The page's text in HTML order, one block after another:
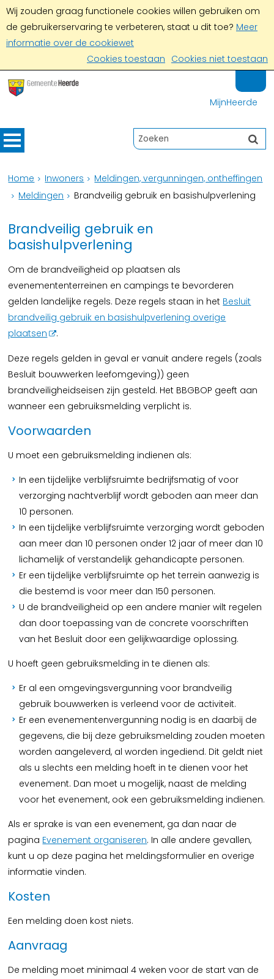
Wij zouden graag functionele cookies willen gebruiken om
de gebruikerservaring te verbeteren, staat u dit toe? Meer
informatie over de cookiewet
Cookies toestaan Cookies niet toestaan
MijnHeerde
Home Inwoners
Meldingen, vergunningen, ontheffingen
Meldingen
Brandveilig gebruik en basishulpverlening
Brandveilig gebruik en
basishulpverlening
Om de brandveiligheid op plaatsen als
evenemententerreinen en campings te bevorderen
gelden landelijke regels. Deze regels staan in het Besluit
brandveilig gebruik en basishulpverlening overige
plaatsen
.
Deze regels gelden in geval er vanuit andere regels (zoals
Besluit bouwwerken leefomgeving)) geen
brandveiligheidseisen zijn gesteld. Het BBGBOP geeft aan
wanneer een gebruiksmelding verplicht is.
Voorwaarden
U moet een gebruiksmelding indienen als:
In een tijdelijke verblijfsruimte bedrijfsmatig of voor
verzorging nachtverblijf wordt geboden aan meer dan
10 personen.
In een tijdelijke verblijfsruimte verzorging wordt geboden
aan meer dan 10 personen onder 12 jaar of meer dan 10
lichamelijk of verstandelijk gehandicapte personen.
Er een tijdelijke verblijfsruimte op het terrein aanwezig is
die bestemd is voor meer dan 150 personen.
U de brandveiligheid op een andere manier wilt regelen
dan door toepassing van de concrete voorschriften
van het Besluit door een gelijkwaardige oplossing.
U hoeft geen gebruiksmelding in te dienen als:
Er al een omgevingsvergunning voor brandveilig
gebruik bouwwerken is verleend voor de activiteit.
Er een evenementenvergunning nodig is en daarbij de
gegevens, die bij deze gebruiksmelding zouden moeten
worden aangeleverd, al worden ingediend. Dit geldt niet
als u slechts een melding hoeft in te dienen voor het
evenement. Dan moet u mogelijk, naast de melding
voor het evenement, ook een gebruiksmelding indienen.
Als er sprake is van een evenement, ga dan naar de
pagina Evenement organiseren. In alle andere gevallen,
kunt u op deze pagina het meldingsformulier en overige
informatie vinden.
Kosten
Een melding doen kost niets.
Aanvraag
De melding moet minimaal 4 weken voor de start van de